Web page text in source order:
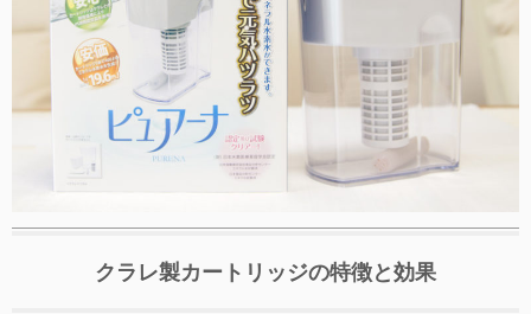
クラレ製カートリッジの特徴と効果